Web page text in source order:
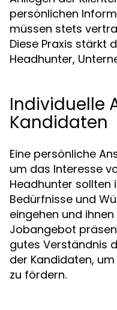
persönlichen
müssen stets
Diese Praxis stärkt
Headhunter,
Individuelle
Kandidaten
Eine persönliche
um das Interesse
Headhunter sollten
Bedürfnisse und
eingehen und
Jobangebot
gutes Verständnis
der Kandidaten,
zu fördern.